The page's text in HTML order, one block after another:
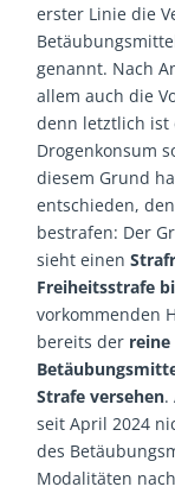
erster Linie die
genannt. Nach
allem auch die
denn letztlich ist
Drogenkonsum
diesem Grund
entschieden,
bestrafen: Der
sieht einen
Freiheitsstrafe
vorkommenden
bereits der
Strafe versehen.
seit April 2024
des
Modalitäten